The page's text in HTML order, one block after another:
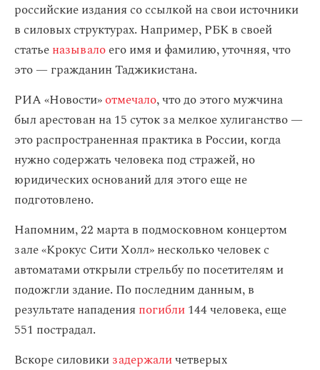
российские издания со ссылкой на свои источники
в силовых структурах. Например, РБК в своей
статьеназывалоего имя и фамилию, уточняя, что
это — гражданин Таджикистана.
РИА «Новости»отмечало, что до этого мужчина
был арестован на 15 суток за мелкое хулиганство —
это распространенная практика в России, когда
нужно содержать человека под стражей, но
юридических оснований для этого еще не
подготовлено.
Напомним, 22 марта в подмосковном концертом
зале «Крокус Сити Холл» несколько человек с
автоматами открыли стрельбу по посетителям и
подожгли здание. По последним данным, в
результате нападения погибли144 человека, еще
551 пострадал.
Вскоре силовикизадержаличетверых